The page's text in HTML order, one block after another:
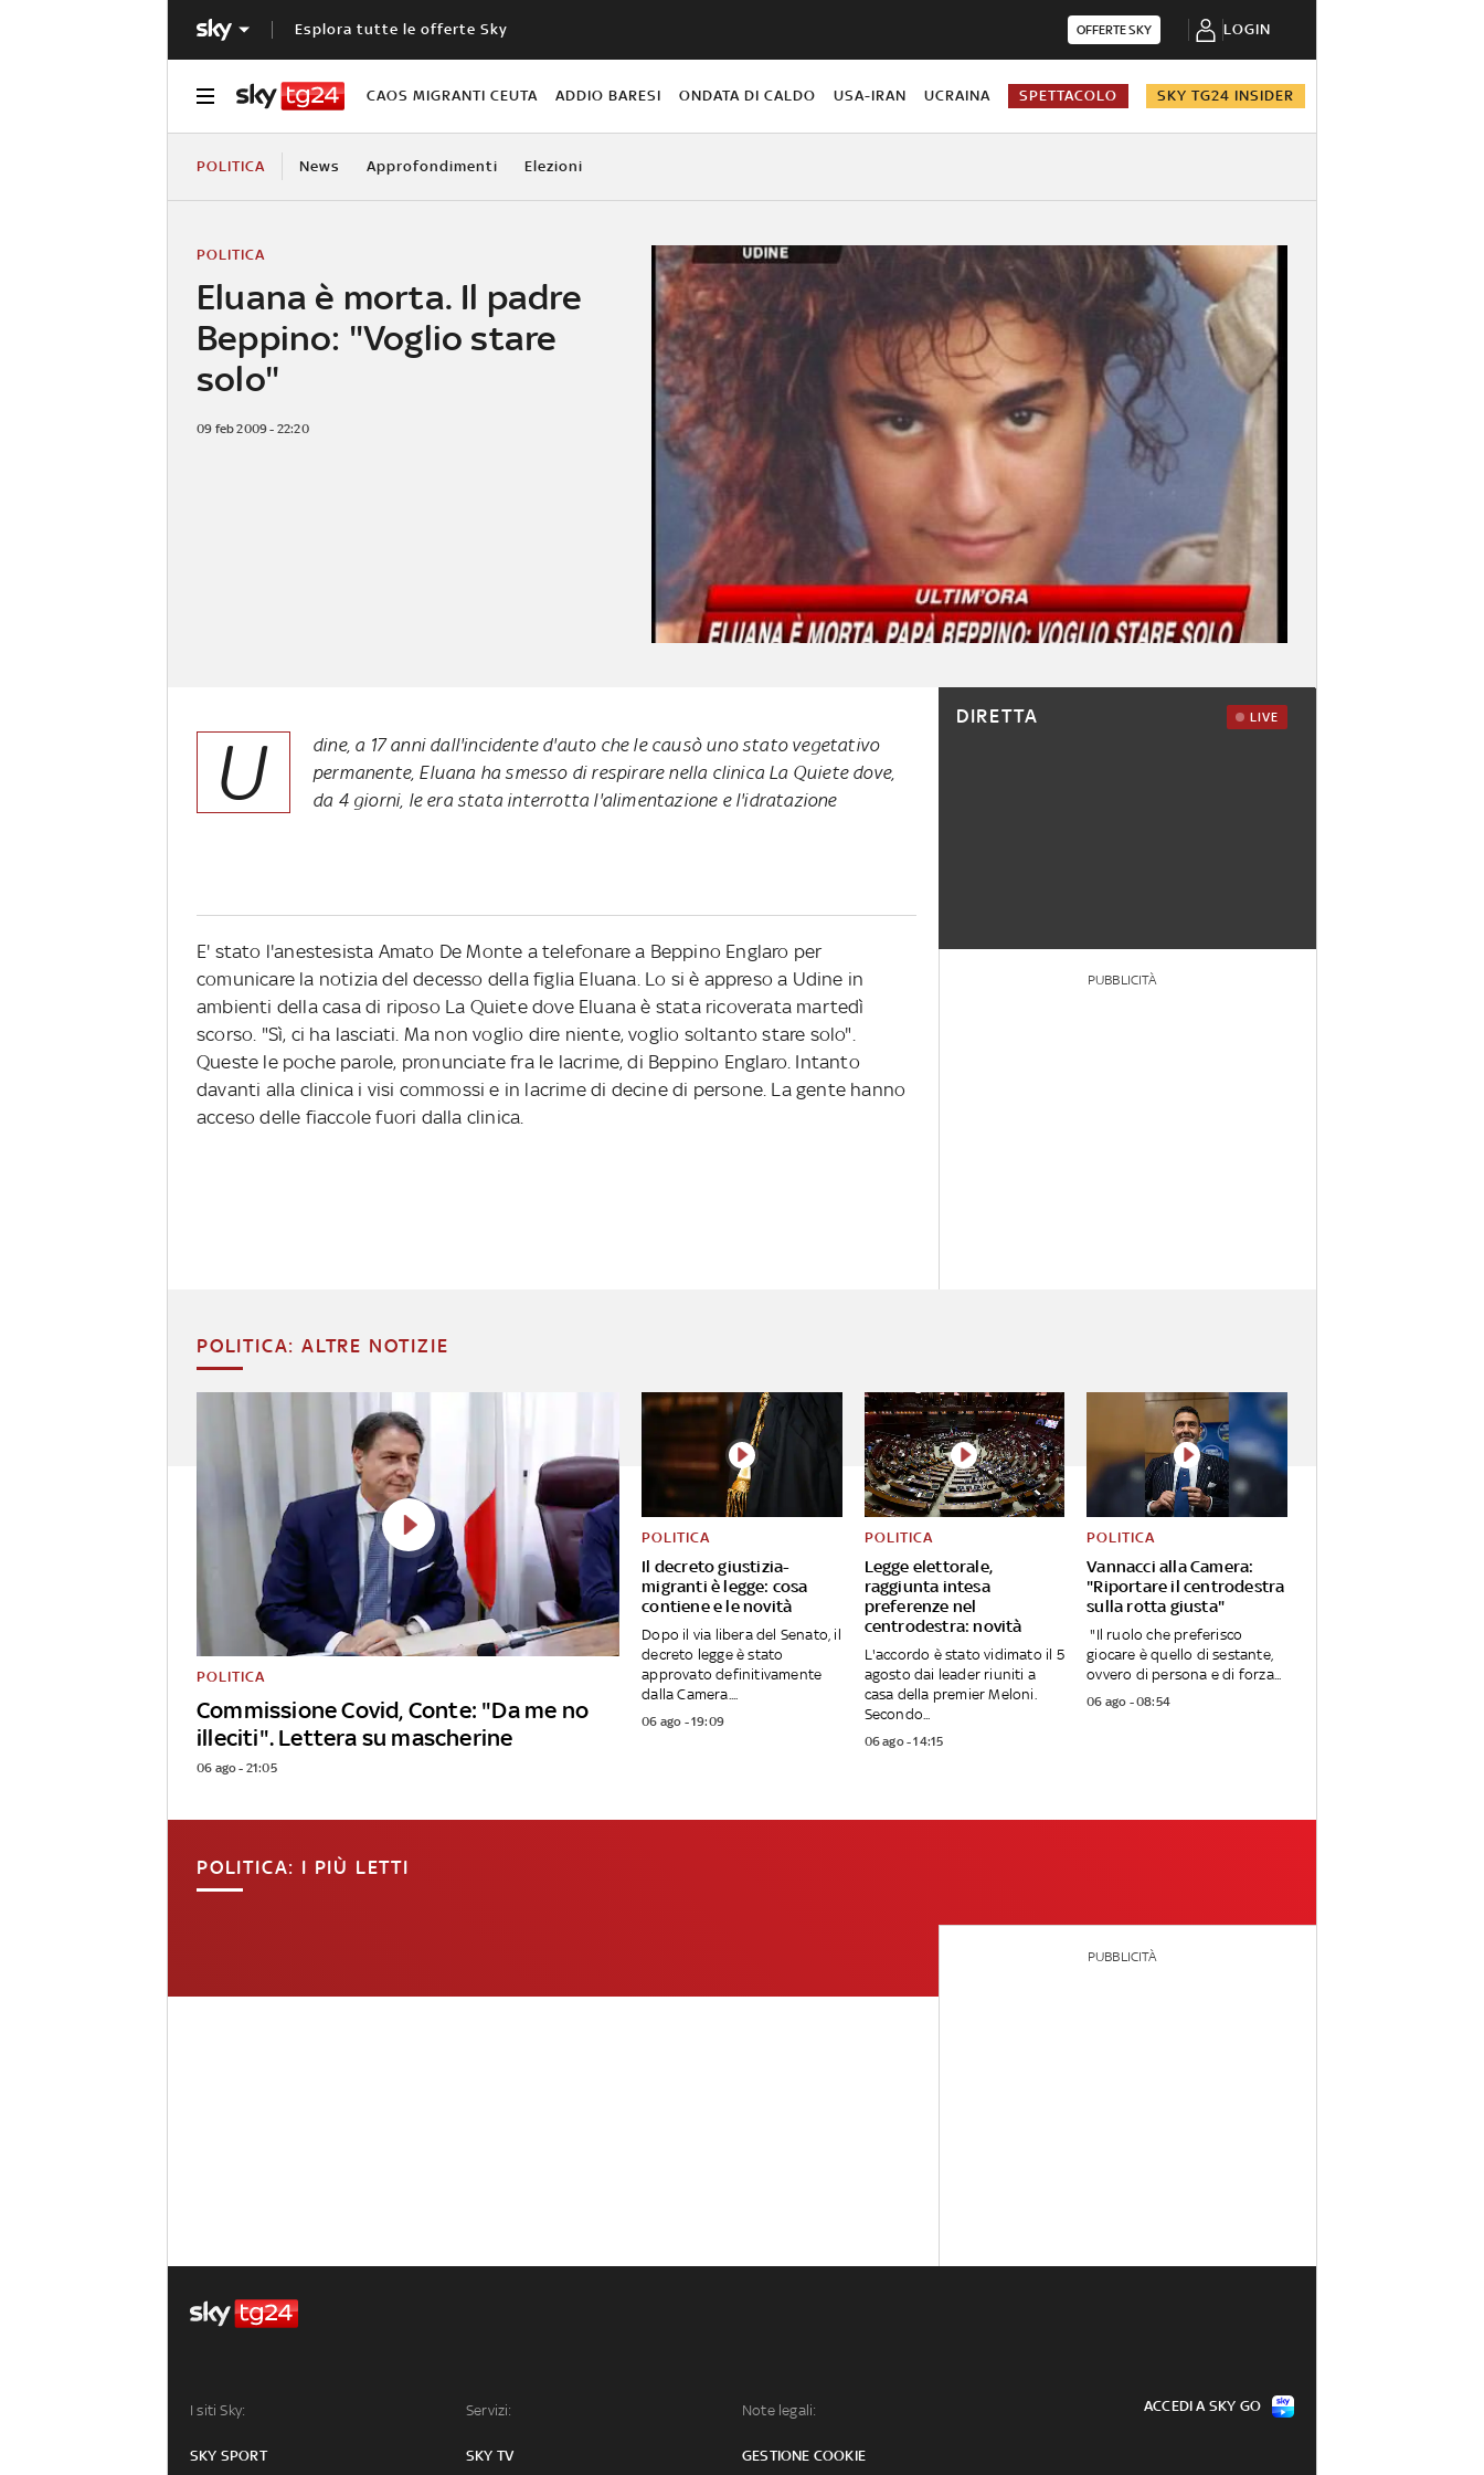
Esplora tutte le offerte Sky OFFERTE SKY LOGIN
CAOS MIGRANTI CEUTA ADDIO BARESI ONDATA DI CALDO USA-IRAN UCRAINA SPETTACOLO SKY TG24 INSIDER
POLITICA News Approfondimenti Elezioni
Eluana è morta. Il padre
Beppino: "Voglio stare
solo"
POLITICA
09 feb 2009 - 22:20
U
dine, a 17 anni dall'incidente d'auto che le causò uno stato vegetativo
permanente, Eluana ha smesso di respirare nella clinica La Quiete dove,
da 4 giorni, le era stata interrotta l'alimentazione e l'idratazione
E' stato l'anestesista Amato De Monte a telefonare a Beppino Englaro per
comunicare la notizia del decesso della figlia Eluana. Lo si è appreso a Udine in
ambienti della casa di riposo La Quiete dove Eluana è stata ricoverata martedì
scorso. "Sì, ci ha lasciati. Ma non voglio dire niente, voglio soltanto stare solo".
Queste le poche parole, pronunciate fra le lacrime, di Beppino Englaro. Intanto
davanti alla clinica i visi commossi e in lacrime di decine di persone. La gente hanno
acceso delle fiaccole fuori dalla clinica.
DIRETTA LIVE
PUBBLICITÀ
POLITICA: ALTRE NOTIZIE
Commissione Covid, Conte: "Da me no
illeciti". Lettera su mascherine
POLITICA
06 ago - 21:05
Il decreto giustizia-
migranti è legge: cosa
contiene e le novità
POLITICA
Dopo il via libera del Senato, il
decreto legge è stato
approvato definitivamente
dalla Camera....
06 ago - 19:09
Legge elettorale,
raggiunta intesa
preferenze nel
centrodestra: novità
POLITICA
L'accordo è stato vidimato il 5
agosto dai leader riuniti a
casa della premier Meloni.
Secondo...
06 ago - 14:15
Vannacci alla Camera:
"Riportare il centrodestra
sulla rotta giusta"
POLITICA
"Il ruolo che preferisco
giocare è quello di sestante,
ovvero di persona e di forza...
06 ago - 08:54
POLITICA: I PIÙ LETTI
PUBBLICITÀ
I siti Sky:
SKY SPORT
Servizi:
SKY TV
Note legali:
GESTIONE COOKIE
ACCEDI A SKY GO